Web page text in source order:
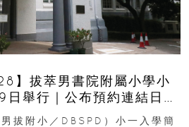
】拔萃男書院附屬小學小
舉行｜公布預約連結日期
拔附小／DBSPD）小一入學簡